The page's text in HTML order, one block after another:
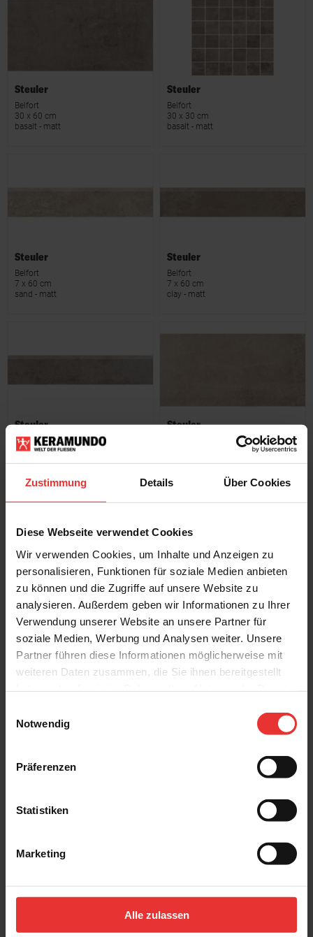
Zustimmung Details Über Cookies
Diese Webseite verwendet Cookies
Wir verwenden Cookies, um Inhalte und Anzeigen zu
personalisieren, Funktionen für soziale Medien anbieten
zu können und die Zugriffe auf unsere Website zu
analysieren. Außerdem geben wir Informationen zu Ihrer
Verwendung unserer Website an unsere Partner für
soziale Medien, Werbung und Analysen weiter. Unsere
Partner führen diese Informationen möglicherweise mit
weiteren Daten zusammen, die Sie ihnen bereitgestellt
Notwendig
Präferenzen
Statistiken
Marketing
Alle zulassen
Steuler
Belfort
30 x 60 cm
basalt - matt
Steuler
Belfort
30 x 30 cm
basalt - matt
Steuler
Belfort
7 x 60 cm
sand - matt
Steuler
Belfort
7 x 60 cm
clay - matt
Steuler
Belfort
7 x 60 cm
basalt - matt
Steuler
sand - matt
Steuler
Belfort
60 x 60 cm
Steuler
Belfort
60 x 60 cm